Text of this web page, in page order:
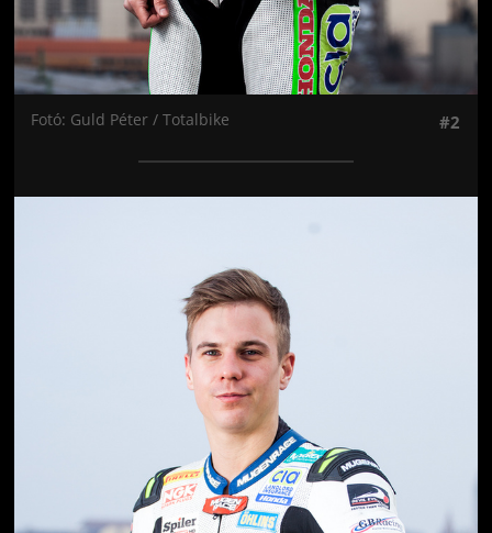
Fotó: Guld Péter / Totalbike #2